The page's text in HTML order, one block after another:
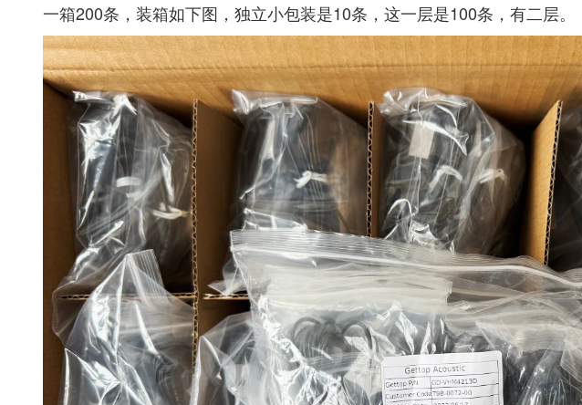
一箱200条，装箱如下图，独立小包装是10条，这一层是100条，有二层。